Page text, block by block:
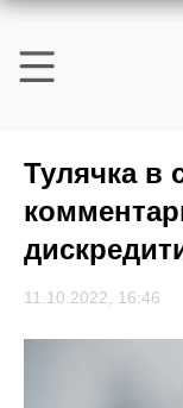
Тулячка в
11.10.2022, 16:46